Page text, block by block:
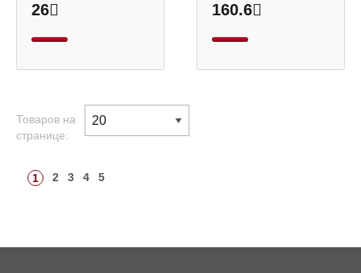
26 160.6
Товаров на
странице:
1 2 3 4 5